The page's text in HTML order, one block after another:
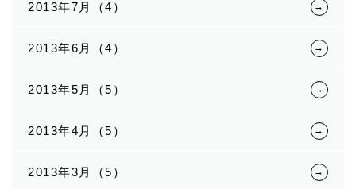
2013年7月（4）
2013年6月（4）
2013年5月（5）
2013年4月（5）
2013年3月（5）